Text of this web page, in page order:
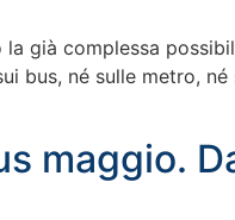
già complessa
bus, né sulle metro, né
maggio.